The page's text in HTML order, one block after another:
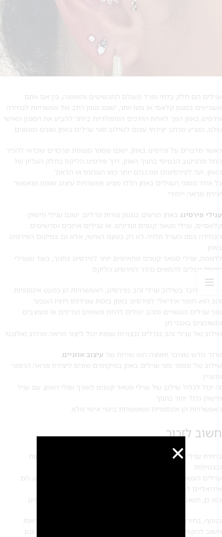
עגילים הם חלק בלתי נפרד מעולם התכשיטים והאופנה, בין אם אתם
מעוניינים בסגנון קלאסי או נועז יותר, ישנם מגוון רחב של אפשרויות לבחירה.
פירסינג באוזן הפך לאחת הדרכים הפופולריות ביותר להביע את הסגנון האישי
שלנו, ומציע מרחב יצירתי עצום לשילוב סוגי עגילים באוזן שונים ומגוונים.
כאשר מדברים על פירסינג באוזן, ישנם מספר סגנונות מרכזיים שכדאי להכיר.
החל מהניקוב הבסיסי בתנוך האוזן, דרך פירסינג הליקס בחלק העליון של
האוזן, ועד לפירסינגים מורכבים יותר כמו הטרגוס או הדאת'.
כל אחד מסוגי העגילים באוזן הללו מציע אפשרויות עיצוב שונות ומאפשר
יצירת מראה ייחודי.
עגילי פירסינג באוזן מגיעים במגוון צורות וגדלים, ישנם עגילי חישוק
קלאסיים, עגילי סטאד קטנים ועדינים, או עגילים ארוכים ומרשימים.
הבחירה בסוג העגיל תלויה לא רק בטעם האישי, אלא גם במיקום הפירסינג
באוזן.
לדוגמה, עגילי סטאד קטנים מתאימים יותר לפירסינג בתנוך, בעוד שעגילי
חישוק יכולים להתאים נהדר לפירסינג הליקס.
כאשר מדובר בשילוב עגילי זהב כפירסינג, האפשרויות הן כמעט אינסופיות.
זהב הוא חומר אידיאלי לפירסינג באוזן בזכות עמידותו ויופיו הטבעי.
סוגי עגילים העשויים מזהב יכולים להיות פשוטים ועדינים או מעוצבים
ומשובצים באבני חן.
שילוב של עגילי זהב בגדלים ובצורות שונות יכול ליצור מראה מרהיב ואלגנטי.
טרנד חדש שצובר תאוצה הוא שירות של עיצוב אוזניים,
שילוב של מספר סוגי עגילים באוזן במיקומים שונים ליצירת מראה הרמוני
ומעניין.
זה יכול לכלול שילוב של עגילי סטאד קטנים לאורך שולי האוזן, עם עגיל
חישוק גדול יותר בתנוך.
האפשרויות הן אינסופיות ומאפשרות ביטוי אישי מלא.
חשוב לזכור
בחירת עגילים אינה רק עניין של אסתטיקה, יש להתחשב גם בנוחות
ובבטיחות.
עגילים העשויים מחומרים היפואלרגניים, כמו זהב 14 או 18 קראט, הם
אידיאליים למי שסובל מרגישות.
כמו כן, חשוב לבחור בעגילים המתאימים לשלב הריפוי של הפירסינג.
בנוסף, בחירת עגילים היא לא רק עניין של אופנה, אלא גם של בריאות.
חשוב להקפיד על שימוש בחומרים איכותיים ועל תהליך החלמה נכון.